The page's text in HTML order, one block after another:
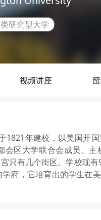
研究型大学
视频讲座
1821年建校，以美国开
区大学联合会成员。
只有几个街区。学校现
府，它培育出的学生在